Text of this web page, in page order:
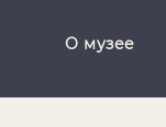
О музее